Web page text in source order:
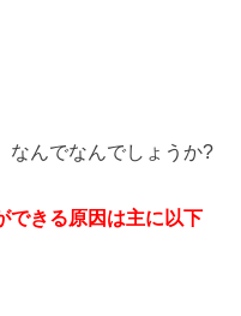
なんでなんでしょうか?
できる原因は主に以下